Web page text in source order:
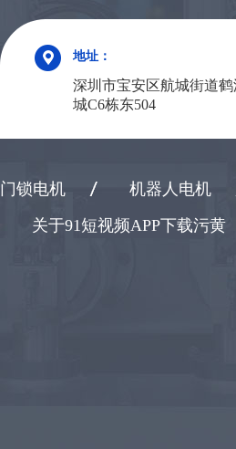
地址：
深圳市宝安区航城街道
城C6栋东504
门锁电机 机器人电机
关于91短视频APP下载污黄